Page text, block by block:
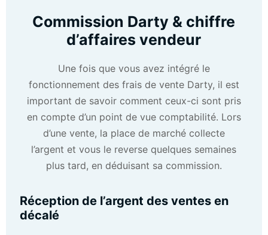
Commission Darty & chiffre
d’affaires vendeur
Une fois que vous avez intégré le
fonctionnement des frais de vente Darty, il est
important de savoir comment ceux-ci sont pris
en compte d’un point de vue comptabilité. Lors
d’une vente, la place de marché collecte
l’argent et vous le reverse quelques semaines
plus tard, en déduisant sa commission.
Réception de l’argent des ventes en
décalé